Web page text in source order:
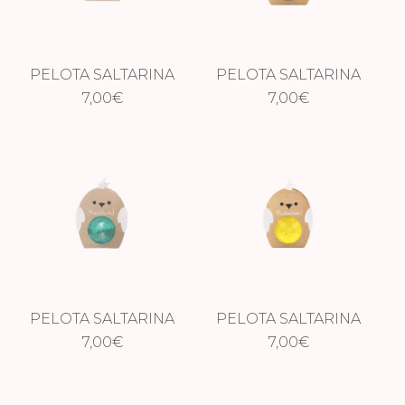
PELOTA SALTARINA
CERVATILLO
7,00€
PELOTA SALTARINA
PÁJARO AZUL
7,00€
PELOTA SALTARINA
PÁJARO VERDE
7,00€
PELOTA SALTARINA
PÁJARO AMARILLA
7,00€